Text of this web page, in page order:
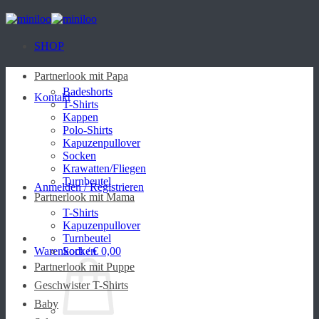
Zum
Inhalt
SHOP
Kontakt
Anmelden / Registrieren
Warenkorb /€ 0,00
Partnerlook mit Papa
Badeshorts
T-Shirts
Kappen
Polo-Shirts
Kapuzenpullover
Socken
Krawatten/Fliegen
Turnbeutel
Partnerlook mit Mama
T-Shirts
Kapuzenpullover
Turnbeutel
Socken
Partnerlook mit Puppe
Geschwister T-Shirts
Baby